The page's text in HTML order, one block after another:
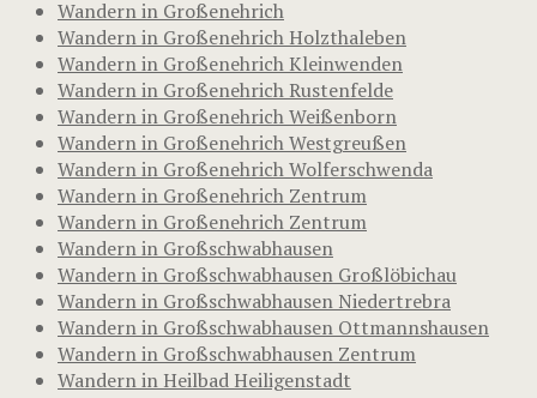
Wandern in Großenehrich
Wandern in Großenehrich Holzthaleben
Wandern in Großenehrich Kleinwenden
Wandern in Großenehrich Rustenfelde
Wandern in Großenehrich Weißenborn
Wandern in Großenehrich Westgreußen
Wandern in Großenehrich Wolferschwenda
Wandern in Großenehrich Zentrum
Wandern in Großenehrich Zentrum
Wandern in Großschwabhausen
Wandern in Großschwabhausen Großlöbichau
Wandern in Großschwabhausen Niedertrebra
Wandern in Großschwabhausen Ottmannshausen
Wandern in Großschwabhausen Zentrum
Wandern in Heilbad Heiligenstadt